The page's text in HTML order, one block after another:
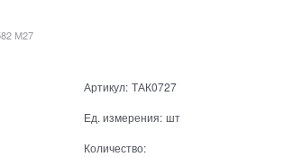
М27
Артикул: ТАК0727
Ед. измерения: шт
Количество: